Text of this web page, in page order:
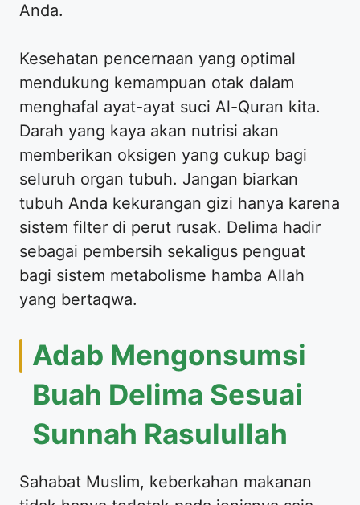
Anda.
Kesehatan pencernaan yang optimal
mendukung kemampuan otak dalam
menghafal ayat-ayat suci Al-Quran kita.
Darah yang kaya akan nutrisi akan
memberikan oksigen yang cukup bagi
seluruh organ tubuh. Jangan biarkan
tubuh Anda kekurangan gizi hanya karena
sistem filter di perut rusak. Delima hadir
sebagai pembersih sekaligus penguat
bagi sistem metabolisme hamba Allah
yang bertaqwa.
Adab Mengonsumsi
Buah Delima Sesuai
Sunnah Rasulullah
Sahabat Muslim, keberkahan makanan